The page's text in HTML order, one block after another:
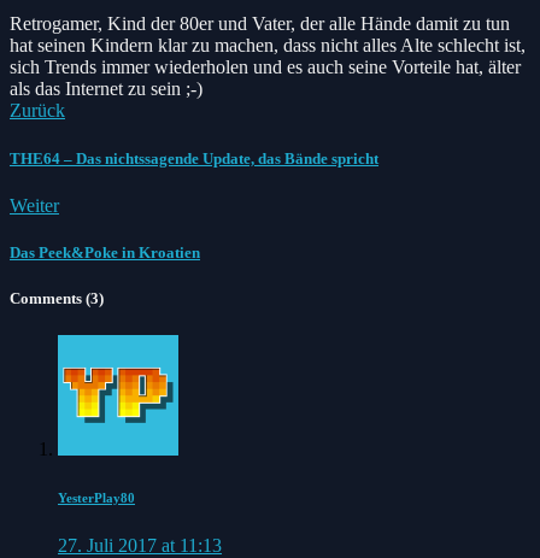
Retrogamer, Kind der 80er und Vater, der alle Hände damit zu tun
hat seinen Kindern klar zu machen, dass nicht alles Alte schlecht ist,
sich Trends immer wiederholen und es auch seine Vorteile hat, älter
als das Internet zu sein ;-)
Zurück
THE64 – Das nichtssagende Update, das Bände spricht
Weiter
Das Peek&Poke in Kroatien
Comments (3)
YesterPlay80
27. Juli 2017 at 11:13